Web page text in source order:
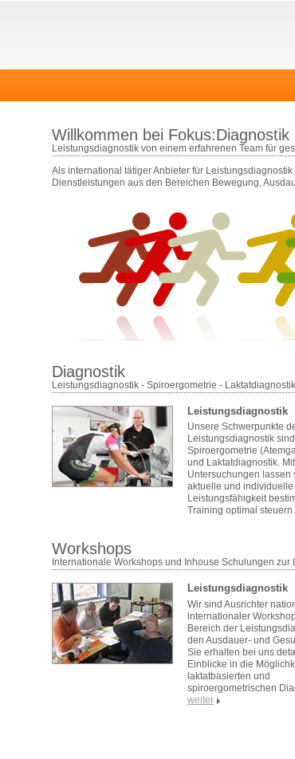
Willkommen bei Fokus:Diagnostik
Leistungsdiagnostik von einem erfahrenen Team für
Als international tätiger Anbieter für
Dienstleistungen aus den Bereichen Bewegung,
Diagnostik
Leistungsdiagnostik - Spiroergometrie -
Leistungsdiagnostik
Unsere Schwerpunkte
Leistungsdiagnostik
Spiroergometrie
und Laktatdiagnostik.
Untersuchungen lassen
aktuelle und individuelle
Leistungsfähigkeit
Training optimal steuern.
Workshops
Internationale Workshops und Inhouse Schulungen
Leistungsdiagnostik
Wir sind Ausrichter
internationaler
Bereich der
den Ausdauer- und
Sie erhalten bei uns
Einblicke in die
laktatbasierten und
spiroergometrischen
weiter